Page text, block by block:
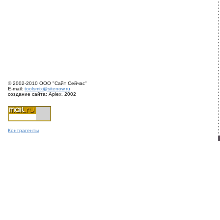
© 2002-2010 ООО "Сайт Сейчас"
E-mail: toolsmix@sitenow.ru
создание сайта: Aplex, 2002
Контрагенты